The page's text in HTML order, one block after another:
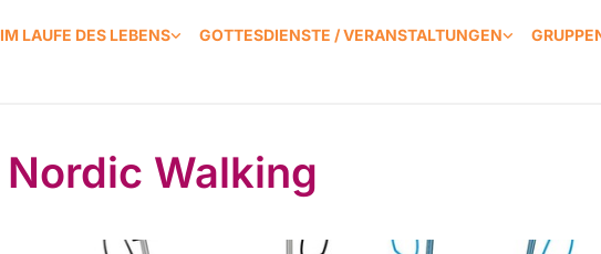
IM LAUFE DES LEBENS GOTTESDIENSTE / VERANSTALTUNGEN
Nordic Walking